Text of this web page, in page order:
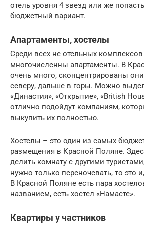
отель уровня 4 звезд или же
бюджетный вариант.
Апартаменты, хостелы
Среди всех не отельных
многочисленны апартаменты. В
очень много, сконцентрированы
северу, дальше в горы. Можно
«Династия», «Открытие», «British
отлично подойдут компаниям,
выкупить их полностью.
Хостелы – это один из самых
размещения в Красной Поляне.
делить комнату с другими
нужно только переночевать, то это
В Красной Поляне есть пара
названием, есть хостел «Намасте».
Квартиры у частников